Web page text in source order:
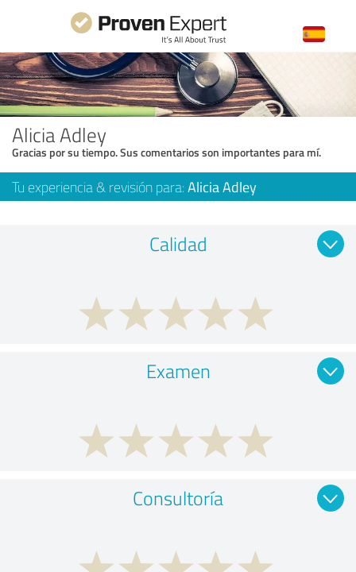
Alicia Adley
Gracias por su tiempo. Sus comentarios son importantes para mí.
Tu experiencia & revisión para: Alicia Adley
Calidad
Examen
Consultoría